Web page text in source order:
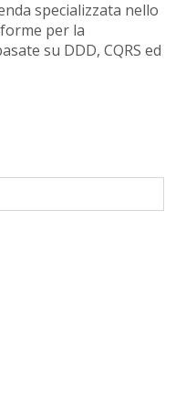
specializzata nello
per la
su DDD, CQRS ed